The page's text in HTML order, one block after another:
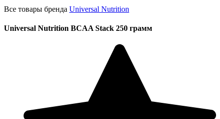
Все товары бренда Universal Nutrition
Universal Nutrition BCAA Stack 250 грамм